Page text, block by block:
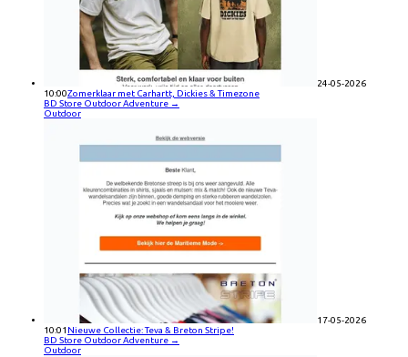
24-05-2026
10:00Zomerklaar met Carhartt, Dickies & Timezone
BD Store Outdoor Adventure →
Outdoor
17-05-2026
10:01 Nieuwe Collectie: Teva & Breton Stripe!
BD Store Outdoor Adventure →
Outdoor